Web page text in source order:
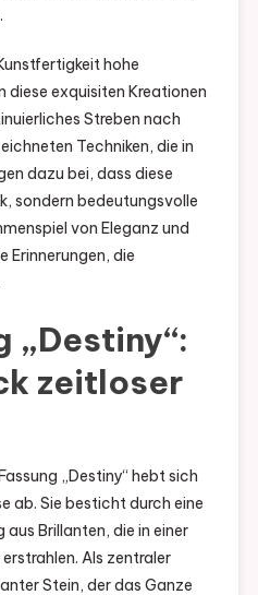
hohe
diese exquisiten Kreationen
Streben nach
Techniken, die in
dazu bei, dass diese
sondern bedeutungsvolle
von Eleganz und
Erinnerungen, die
„Destiny“:
zeitloser
„Destiny“ hebt sich
ab. Sie besticht durch eine
Brillanten, die in einer
Als zentraler
Stein, der das Ganze